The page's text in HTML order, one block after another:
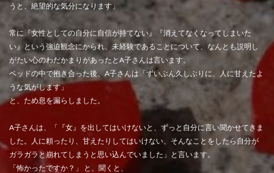
うと、絶望的な気分になります」
常に『女性としての自分に自信が持てない』『消えてなくなってしまいた
い』という強迫観念にかられ、未経験であることについて、なんとも説明し
がたい心のわだかまりがあったとA子さんは言います。
ベッドの中で抱き合った後、A子さんは「ずいぶん久しぶりに、人に甘えたよ
うな気がします」
と、ため息を漏らしました。
A子さんは、「『女』を出してはいけないと、ずっと自分に言い聞かせてきま
した。人に頼ったり、甘えたりしてはいけない、そんなことをしたら自分が
ガラガラと崩れてしまうと思い込んでいました」と言います。
「怖かったですか？」 と、聞くと、